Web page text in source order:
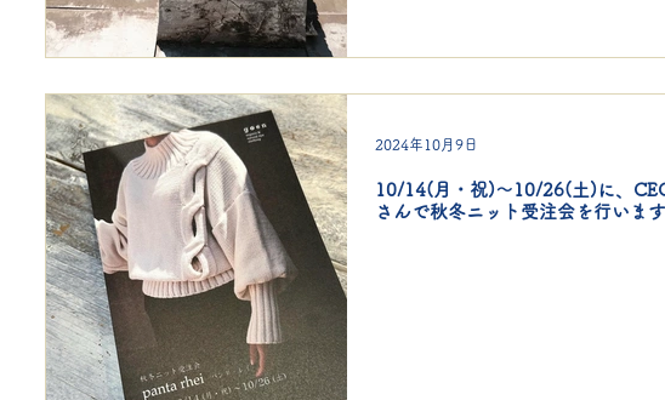
10/14(月・祝)〜10/26(土)に、
さんで秋冬ニット受注会を行います
2024年10月9日